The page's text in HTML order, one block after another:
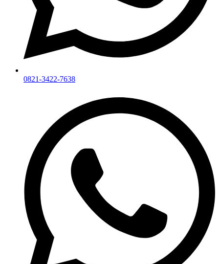
0821-3422-7638